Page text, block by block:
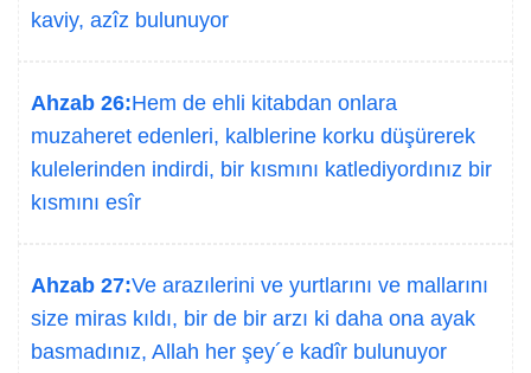
kaviy, azîz bulunuyor
Ahzab 26:Hem de ehli kitabdan onlara
muzaheret edenleri, kalblerine korku düşürerek
kulelerinden indirdi, bir kısmını katlediyordınız bir
kısmını esîr
Ahzab 27:Ve arazılerini ve yurtlarını ve mallarını
size miras kıldı, bir de bir arzı ki daha ona ayak
basmadınız, Allah her şey´e kadîr bulunuyor